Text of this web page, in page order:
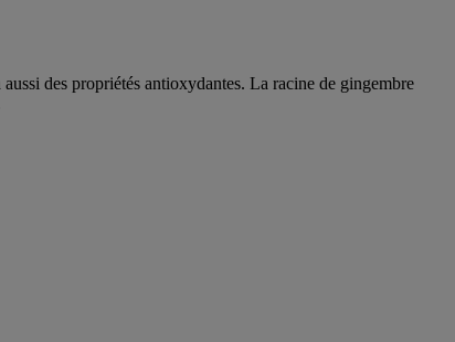
des propriétés antioxydantes. La racine de gingembre